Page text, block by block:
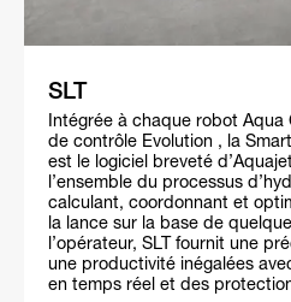
SLT
Intégrée à chaque robot Aqua
de contrôle Evolution , la
est le logiciel breveté
l’ensemble du processus
calculant, coordonnant et
la lance sur la base de
l’opérateur, SLT fournit une
une productivité inégalées
en temps réel et des